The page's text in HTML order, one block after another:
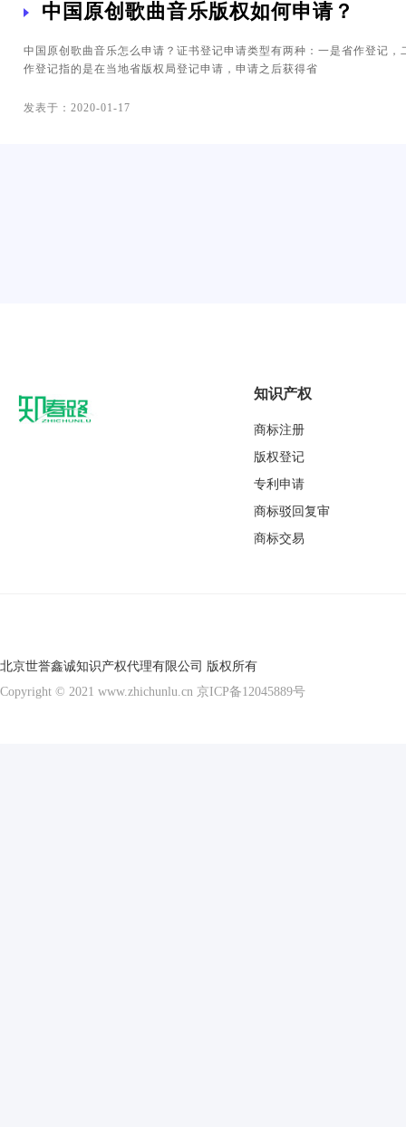
中国原创歌曲音乐版权如何申请？
中国原创歌曲音乐怎么申请？证书登记申请类型有两种：一是省作登记，
作登记指的是在当地省版权局登记申请，申请之后获得省
发表于：2020-01-17
知识产权
商标注册
版权登记
专利申请
商标驳回复审
商标交易
北京世誉鑫诚知识产权代理有限公司 版权所有
Copyright © 2021 www.zhichunlu.cn 京ICP备12045889号